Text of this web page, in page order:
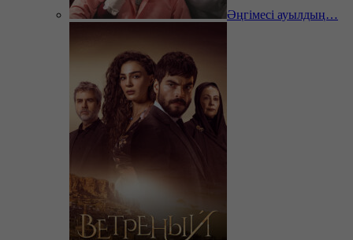
Әңгімесі ауылдың…